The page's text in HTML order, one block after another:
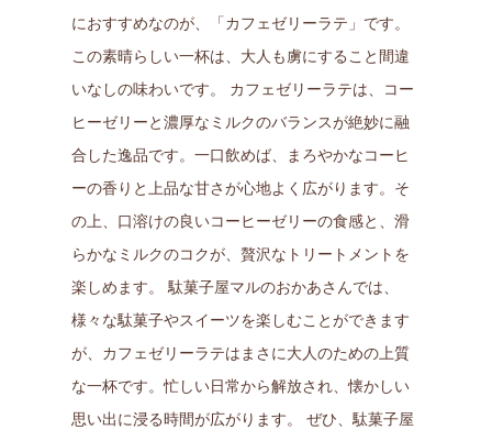
におすすめなのが、「カフェゼリーラテ」です。
この素晴らしい一杯は、大人も虜にすること間違
いなしの味わいです。 カフェゼリーラテは、コー
ヒーゼリーと濃厚なミルクのバランスが絶妙に融
合した逸品です。一口飲めば、まろやかなコーヒ
ーの香りと上品な甘さが心地よく広がります。そ
の上、口溶けの良いコーヒーゼリーの食感と、滑
らかなミルクのコクが、贅沢なトリートメントを
楽しめます。 駄菓子屋マルのおかあさんでは、
様々な駄菓子やスイーツを楽しむことができます
が、カフェゼリーラテはまさに大人のための上質
な一杯です。忙しい日常から解放され、懐かしい
思い出に浸る時間が広がります。 ぜひ、駄菓子屋